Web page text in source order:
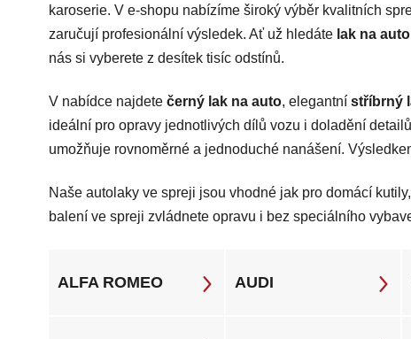
karoserie. V e-shopu nabízíme široký výběr kvalitních
zaručují profesionální výsledek. Ať už hledáte lak na
nás si vyberete z desítek tisíc odstínů.
V nabídce najdete černý lak na auto, elegantní stříbrný
ideální pro opravy jednotlivých dílů vozu i doladění
umožňuje rovnoměrné a jednoduché nanášení.
Naše autolaky ve spreji jsou vhodné jak pro domácí
balení ve spreji zvládnete opravu i bez speciálního
ALFA ROMEO AUDI